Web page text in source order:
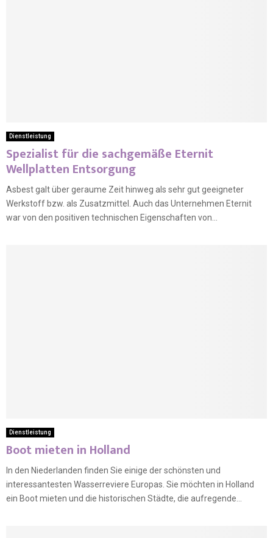
Dienstleistung
Spezialist für die sachgemäße Eternit
Wellplatten Entsorgung
Asbest galt über geraume Zeit hinweg als sehr gut geeigneter
Werkstoff bzw. als Zusatzmittel. Auch das Unternehmen Eternit
war von den positiven technischen Eigenschaften von...
Dienstleistung
Boot mieten in Holland
In den Niederlanden finden Sie einige der schönsten und
interessantesten Wasserreviere Europas. Sie möchten in Holland
ein Boot mieten und die historischen Städte, die aufregende...